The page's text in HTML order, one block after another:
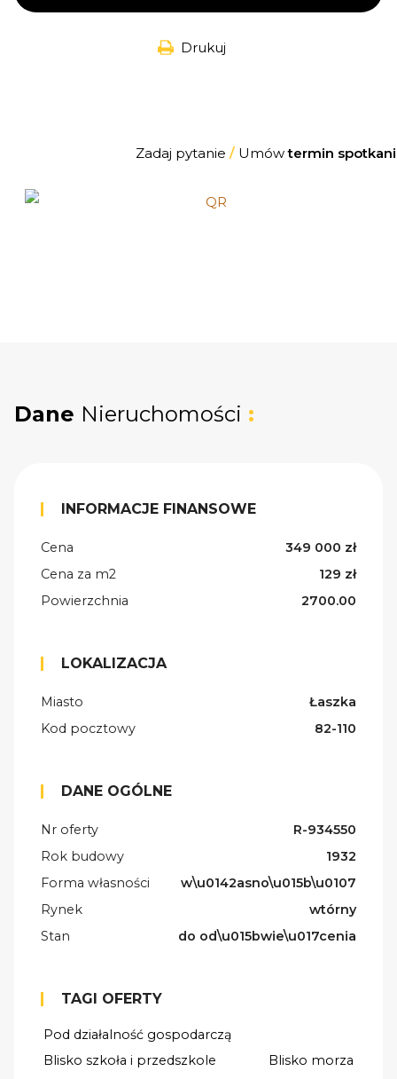
Drukuj
Zadaj pytanie /Umówtermin
Dane Nieruchomości :
INFORMACJE FINANSOWE
Cena
349 000 zł
Cena za m2
129 zł
Powierzchnia
2700.00
LOKALIZACJA
Miasto
Łaszka
Kod pocztowy
82-110
DANE OGÓLNE
Nr oferty
R-934550
Rok budowy
1932
Forma własności
w\u0142asno\u015b\u0107
Rynek
wtórny
Stan
do od\u015bwie\u017cenia
TAGI OFERTY
Pod działalność gospodarczą
Blisko szkoła i przedszkole
Blisko morza